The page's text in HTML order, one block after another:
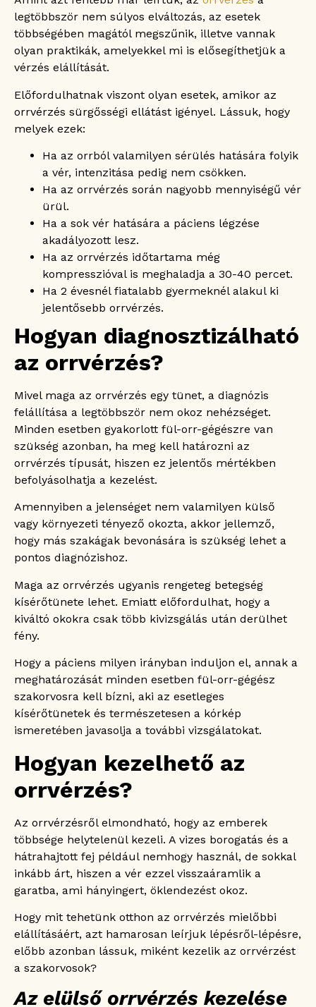
legtöbbször nem súlyos elváltozás, az esetek
többségében magától megszűnik, illetve vannak
olyan praktikák, amelyekkel mi is elősegíthetjük a
vérzés elállítását.
Előfordulhatnak viszont olyan esetek, amikor az
orrvérzés sürgősségi ellátást igényel. Lássuk, hogy
melyek ezek:
Ha az orrból valamilyen sérülés hatására folyik
a vér, intenzitása pedig nem csökken.
Ha az orrvérzés során nagyobb mennyiségű vér
ürül.
Ha a sok vér hatására a páciens légzése
akadályozott lesz.
Ha az orrvérzés időtartama még
kompresszióval is meghaladja a 30-40 percet.
Ha 2 évesnél fiatalabb gyermeknél alakul ki
jelentősebb orrvérzés.
Hogyan diagnosztizálható
az orrvérzés?
Mivel maga az orrvérzés egy tünet, a diagnózis
felállítása a legtöbbször nem okoz nehézséget.
Minden esetben gyakorlott fül-orr-gégészre van
szükség azonban, ha meg kell határozni az
orrvérzés típusát, hiszen ez jelentős mértékben
befolyásolhatja a kezelést.
Amennyiben a jelenséget nem valamilyen külső
vagy környezeti tényező okozta, akkor jellemző,
hogy más szakágak bevonására is szükség lehet a
pontos diagnózishoz.
Maga az orrvérzés ugyanis rengeteg betegség
kísérőtünete lehet. Emiatt előfordulhat, hogy a
kiváltó okokra csak több kivizsgálás után derülhet
fény.
Hogy a páciens milyen irányban induljon el, annak a
meghatározását minden esetben fül-orr-gégész
szakorvosra kell bízni, aki az esetleges
kísérőtünetek és természetesen a kórkép
ismeretében javasolja a további vizsgálatokat.
Hogyan kezelhető az
orrvérzés?
Az orrvérzésről elmondható, hogy az emberek
többsége helytelenül kezeli. A vizes borogatás és a
hátrahajtott fej például nemhogy használ, de sokkal
inkább árt, hiszen a vér ezzel visszaáramlik a
garatba, ami hányingert, öklendezést okoz.
Hogy mit tehetünk otthon az orrvérzés mielőbbi
elállításáért, azt hamarosan leírjuk lépésről-lépésre,
előbb azonban lássuk, miként kezelik az orrvérzést
a szakorvosok?
Az elülső orrvérzés kezelése